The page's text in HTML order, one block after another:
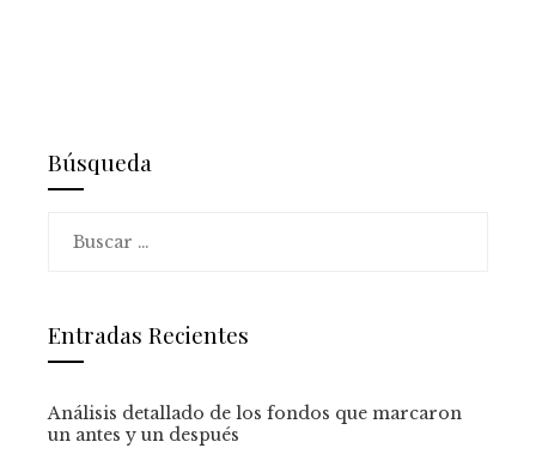
Búsqueda
Entradas Recientes
Análisis detallado de los fondos que marcaron
un antes y un después